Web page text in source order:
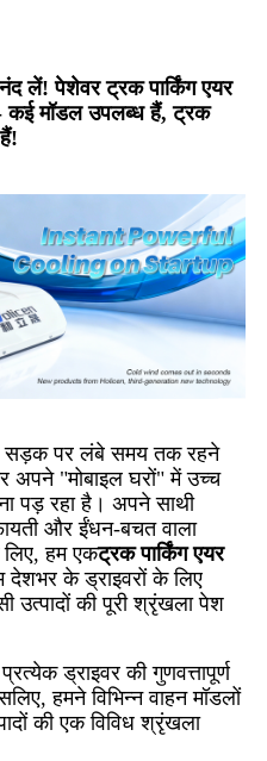
लें! पेशेवर ट्रक पार्किंग एयर
- कई मॉडल उपलब्ध हैं, ट्रक
सड़क पर लंबे समय तक रहने
अपने "मोबाइल घरों" में उच्च
पड़ रहा है। अपने साथी
और ईंधन-बचत वाला
लिए, हम एकट्रक पार्किंग एयर
देशभर के ड्राइवरों के लिए
उत्पादों की पूरी श्रृंखला पेश
ड्राइवर की गुणवत्तापूर्ण
हमने विभिन्न वाहन मॉडलों
की एक विविध श्रृंखला